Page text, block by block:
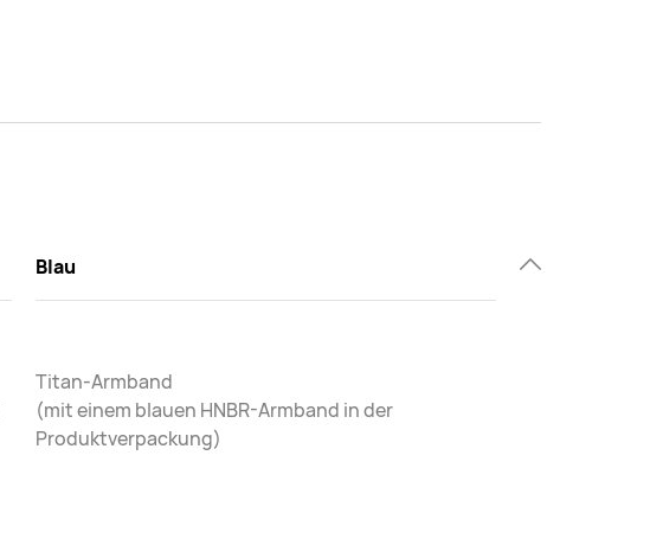
Blau
Titan-Armband
(mit einem blauen HNBR-Armband in der
Produktverpackung)